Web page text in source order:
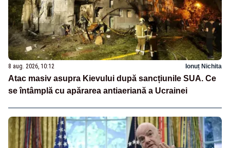
8 aug. 2026, 10:12 Ionuț Nichita
Atac masiv asupra Kievului după sancțiunile SUA. Ce
se întâmplă cu apărarea antiaeriană a Ucrainei